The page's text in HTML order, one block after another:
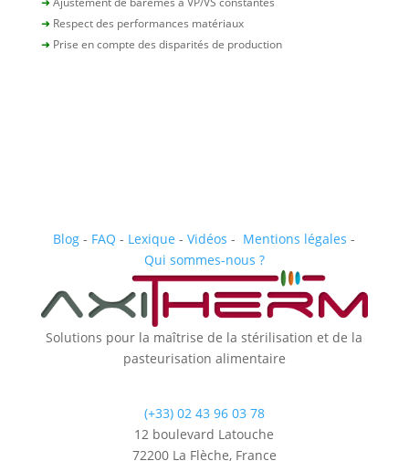
➜ Respect des performances matériaux
➜ Prise en compte des disparités de production
Blog - FAQ - Lexique -Vidéos - Mentions légales -
Qui sommes-nous ?
Solutions pour la maîtrise de la stérilisation et de la
pasteurisation alimentaire
(+33) 02 43 96 03 78
12 boulevard Latouche
72200 La Flèche, France